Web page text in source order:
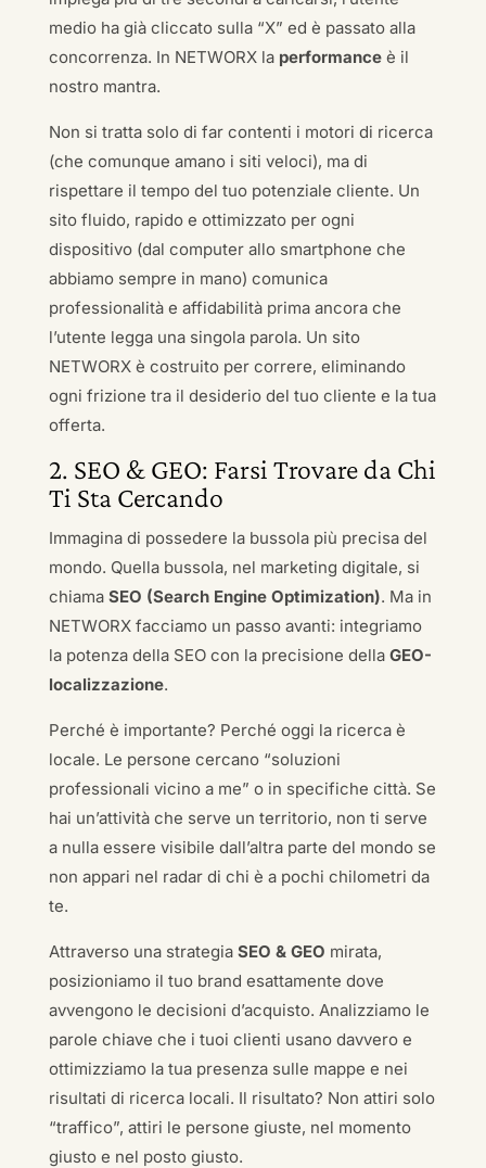
medio ha già cliccato sulla “X” ed è passato alla
concorrenza. In NETWORX la performanceè il
nostro mantra.
Non si tratta solo di far contenti i motori di ricerca
(che comunque amano i siti veloci), ma di
rispettare il tempo del tuo potenziale cliente. Un
sito fluido, rapido e ottimizzato per ogni
dispositivo (dal computer allo smartphone che
abbiamo sempre in mano) comunica
professionalità e affidabilità prima ancora che
l’utente legga una singola parola. Un sito
NETWORX è costruito per correre, eliminando
ogni frizione tra il desiderio del tuo cliente e la tua
offerta.
2. SEO & GEO: Farsi Trovare da Chi
Ti Sta Cercando
Immagina di possedere la bussola più precisa del
mondo. Quella bussola, nel marketing digitale, si
chiama SEO (Search Engine Optimization). Ma in
NETWORX facciamo un passo avanti: integriamo
la potenza della SEO con la precisione della GEO-
localizzazione.
Perché è importante? Perché oggi la ricerca è
locale. Le persone cercano “soluzioni
professionali vicino a me” o in specifiche città. Se
hai un’attività che serve un territorio, non ti serve
a nulla essere visibile dall’altra parte del mondo se
non appari nel radar di chi è a pochi chilometri da
te.
Attraverso una strategia SEO & GEO mirata,
posizioniamo il tuo brand esattamente dove
avvengono le decisioni d’acquisto. Analizziamo le
parole chiave che i tuoi clienti usano davvero e
ottimizziamo la tua presenza sulle mappe e nei
risultati di ricerca locali. Il risultato? Non attiri solo
“traffico”, attiri le persone giuste, nel momento
giusto e nel posto giusto.